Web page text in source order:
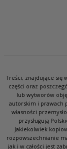
Treści, znajdujące się
części oraz
lub wytworów
autorskim i prawach
własności
przysługują
Jakiekolwiek
rozpowszechnianie
jak i w całości jest